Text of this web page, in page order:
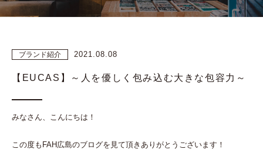
ブランド紹介 2021.08.08
【EUCAS】～人を優しく包み込む大きな包容力～
みなさん、こんにちは！
この度もFAH広島のブログを見て頂きありがとうございます！